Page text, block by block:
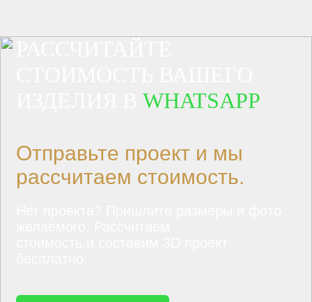
ИЗДЕЛИЯ ВWHATSAPP
Отправьте проект и мы
рассчитаем стоимость.